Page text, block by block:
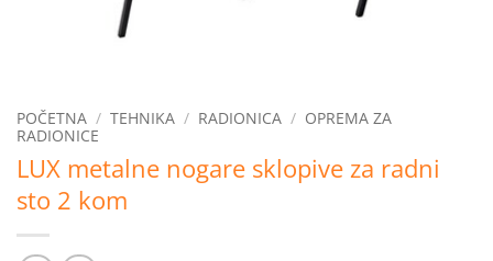
POČETNA / TEHNIKA / RADIONICA / OPREMA ZA
RADIONICE
LUX metalne nogare sklopive za radni
sto 2 kom